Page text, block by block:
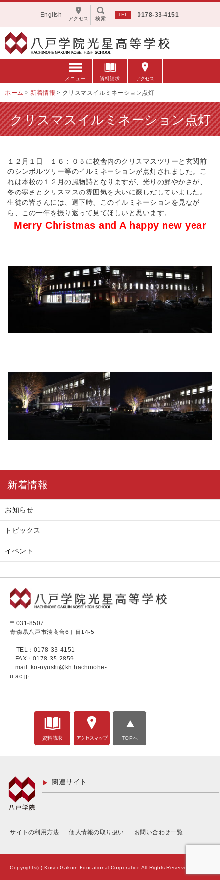
0178-33-4151
検索
English
アクセス
メニュー 資料請求 アクセス
ホーム > 新着情報 > クリスマスイルミネーション点灯
クリスマスイルミネーション点灯
１２月１日 １６：０５に校舎内のクリスマスツリーと玄関前
のシンボルツリー等のイルミネーションが点灯されました。こ
れは本校の１２月の風物詩となりますが、光りの鮮やかさが、
冬の寒さとクリスマスの雰囲気を大いに醸しだしていました。
生徒の皆さんには、退下時、このイルミネーションを見なが
ら、この一年を振り返って見てほしいと思います。
Merry Christmas and A happy new year
新着情報
お知らせ
トピックス
イベント
〒031-8507
青森県八戸市湊高台6丁目14-5
TEL：0178-33-4151
FAX：0178-35-2859
mail: ko-nyushi@kh.hachinohe-
u.ac.jp
資料請求 アクセスマップ TOPへ
関連サイト
サイトの利用方法 個人情報の取り扱い お問い合わせ一覧
Copyrights(c) Kosei Gakuin Educational Corporation All Rights Reserved.